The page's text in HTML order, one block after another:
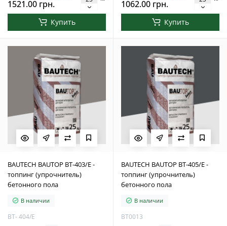
1521.00 грн.
Купить
1062.00 грн.
Купить
BAUTECH BAUTOP BT-403/Е -
топпинг (упрочнитель)
бетонного пола
В наличии
BT- 404/Е
BAUTECH BAUTOP BT-405/Е -
топпинг (упрочнитель)
бетонного пола
В наличии
BT0013